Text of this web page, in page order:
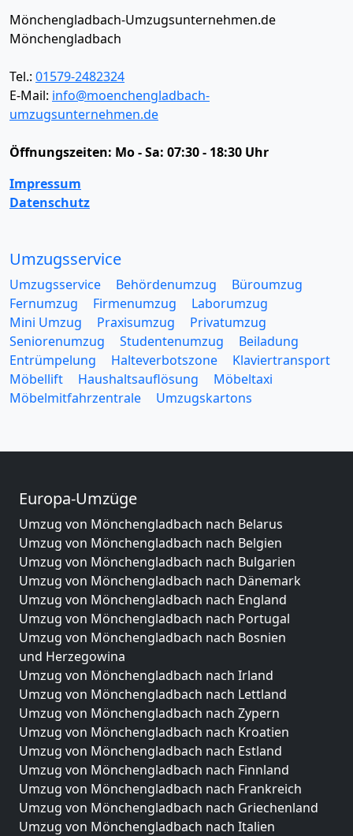
Mönchengladbach-Umzugsunternehmen.de
Mönchengladbach
Tel.: 01579-2482324
E-Mail: info@moenchengladbach-
umzugsunternehmen.de
Öffnungszeiten: Mo - Sa: 07:30 - 18:30 Uhr
Impressum
Datenschutz
Umzugsservice
Umzugsservice Behördenumzug
Büroumzug
Fernumzug
Firmenumzug
Laborumzug
Mini Umzug
Praxisumzug
Privatumzug
Seniorenumzug
Studentenumzug
Beiladung
Entrümpelung
Halteverbotszone
Klaviertransport
Möbellift
Haushaltsauflösung
Möbeltaxi
Möbelmitfahrzentrale
Umzugskartons
Europa-Umzüge
Umzug von Mönchengladbach nach Belarus
Umzug von Mönchengladbach nach Belgien
Umzug von Mönchengladbach nach Bulgarien
Umzug von Mönchengladbach nach Dänemark
Umzug von Mönchengladbach nach England
Umzug von Mönchengladbach nach Portugal
Umzug von Mönchengladbach nach Bosnien
und Herzegowina
Umzug von Mönchengladbach nach Irland
Umzug von Mönchengladbach nach Lettland
Umzug von Mönchengladbach nach Zypern
Umzug von Mönchengladbach nach Kroatien
Umzug von Mönchengladbach nach Estland
Umzug von Mönchengladbach nach Finnland
Umzug von Mönchengladbach nach Frankreich
Umzug von Mönchengladbach nach Griechenland
Umzug von Mönchengladbach nach Italien